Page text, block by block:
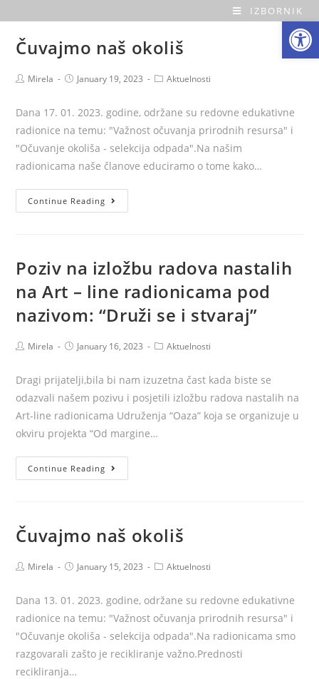
Open toolbar
to
content
O
a
z
a
H
m
IZBORNIK
Čuvajmo naš okoliš
PostMirela
PostJanuary 19, 2023
PostAktuelnosti
Dana 17. 01. 2023. godine, održane su redovne edukativne
radionice na temu: "Važnost očuvanja prirodnih resursa" i
"Očuvanje okoliša - selekcija odpada".Na našim
radionicama naše članove educiramo o tome kako…
Continue Reading
naš
Poziv na izložbu radova nastalih
na Art – line radionicama pod
nazivom: “Druži se i stvaraj”
PostMirela
PostJanuary 16, 2023
PostAktuelnosti
Dragi prijatelji,bila bi nam izuzetna čast kada biste se
odazvali našem pozivu i posjetili izložbu radova nastalih na
Art-line radionicama Udruženja “Oaza” koja se organizuje u
okviru projekta “Od margine…
Continue Reading
na
nastalih
Art
line
radionicama
pod
nazivom:
Čuvajmo naš okoliš
PostMirela
PostJanuary 15, 2023
PostAktuelnosti
Dana 13. 01. 2023. godine, održane su redovne edukativne
radionice na temu: "Važnost očuvanja prirodnih resursa" i
"Očuvanje okoliša - selekcija odpada".Na radionicama smo
razgovarali zašto je recikliranje važno.Prednosti
recikliranja…